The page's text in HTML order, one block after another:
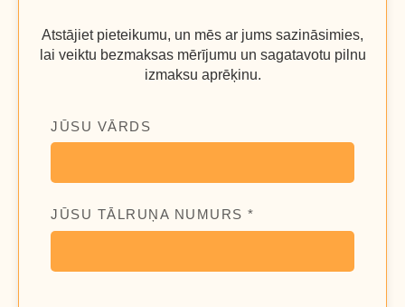
Atstājiet pieteikumu, un mēs ar jums sazināsimies,
lai veiktu bezmaksas mērījumu un sagatavotu pilnu
izmaksu aprēķinu.
JŪSU VĀRDS
JŪSU TĀLRUŅA NUMURS *